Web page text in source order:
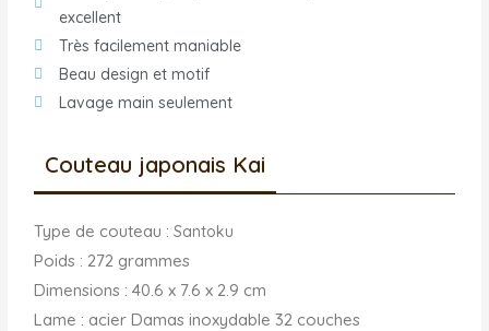
excellent
Très facilement maniable
Beau design et motif
Lavage main seulement
Couteau japonais Kai
Type de couteau :Santoku
Poids : 272 grammes
Dimensions : ‎40.6 x 7.6 x 2.9 cm
Lame : ‎acier Damas inoxydable 32 couches